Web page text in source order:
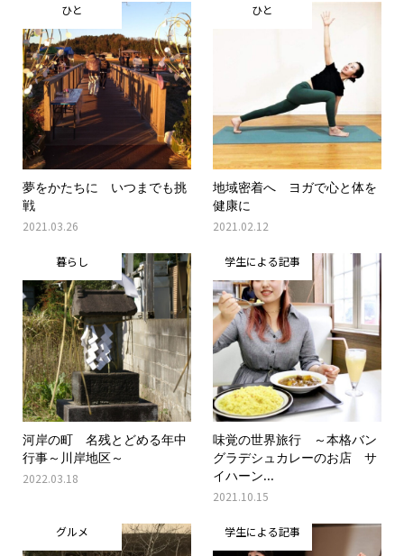
ひと
夢をかたちに いつまでも挑
戦
2021.03.26
ひと
地域密着へ ヨガで心と体を
健康に
2021.02.12
暮らし
河岸の町 名残とどめる年中
行事～川岸地区～
2022.03.18
学生による記事
味覚の世界旅行 ～本格バン
グラデシュカレーのお店 サ
イハーン...
2021.10.15
グルメ 学生による記事